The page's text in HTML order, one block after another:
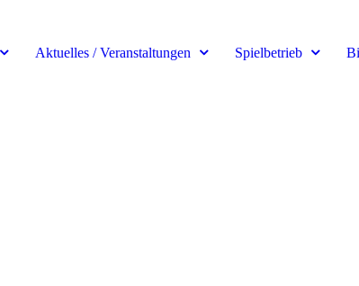
Aktuelles / Veranstaltungen Spielbetrieb